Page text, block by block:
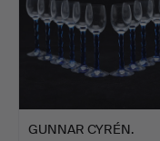
GUNNAR CYRÉN.